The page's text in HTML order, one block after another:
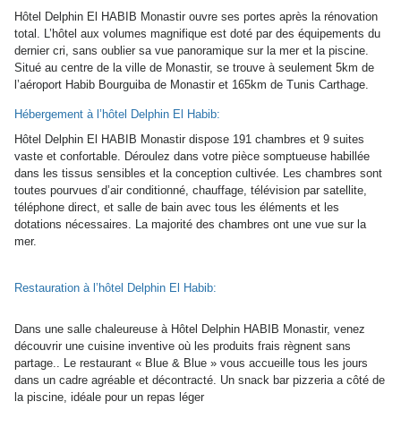
Hôtel Delphin El HABIB Monastir ouvre ses portes après la rénovation
total. L’hôtel aux volumes magnifique est doté par des équipements du
dernier cri, sans oublier sa vue panoramique sur la mer et la piscine.
Situé au centre de la ville de Monastir, se trouve à seulement 5km de
l’aéroport Habib Bourguiba de Monastir et 165km de Tunis Carthage.
Hébergement à l’hôtel Delphin El Habib:
Hôtel Delphin El HABIB Monastir dispose 191 chambres et 9 suites
vaste et confortable. Déroulez dans votre pièce somptueuse habillée
dans les tissus sensibles et la conception cultivée. Les chambres sont
toutes pourvues d’air conditionné, chauffage, télévision par satellite,
téléphone direct, et salle de bain avec tous les éléments et les
dotations nécessaires. La majorité des chambres ont une vue sur la
mer.
Restauration à l’hôtel Delphin El Habib:
Dans une salle chaleureuse à Hôtel Delphin HABIB Monastir, venez
découvrir une cuisine inventive où les produits frais règnent sans
partage.. Le restaurant « Blue & Blue » vous accueille tous les jours
dans un cadre agréable et décontracté. Un snack bar pizzeria a côté de
la piscine, idéale pour un repas léger